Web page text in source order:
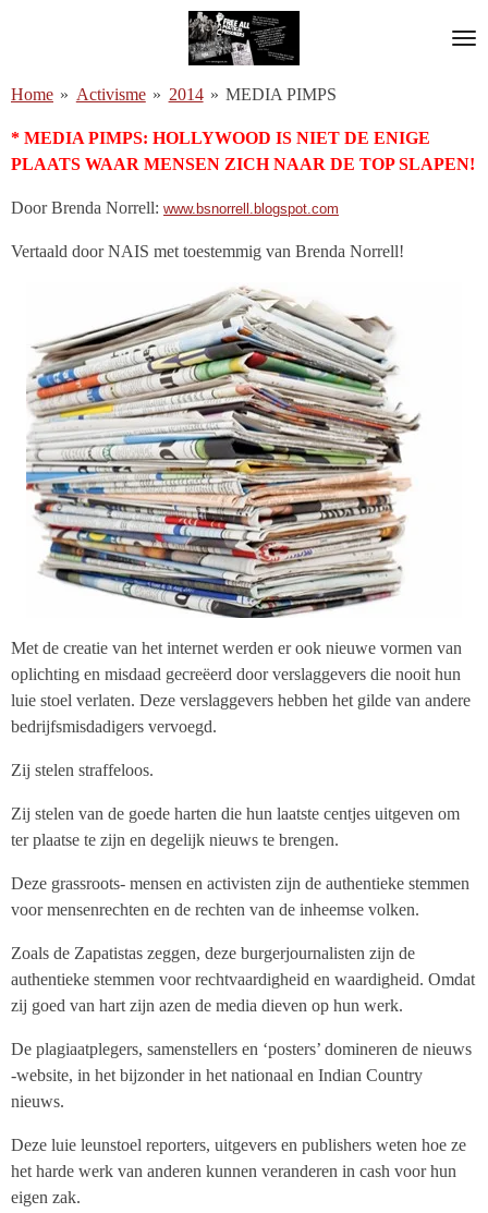
de
Home » Activisme » 2014 » MEDIA PIMPS
* MEDIA PIMPS: HOLLYWOOD IS NIET DE ENIGE
PLAATS WAAR MENSEN ZICH NAAR DE TOP SLAPEN!
Door Brenda Norrell: www.bsnorrell.blogspot.com
Vertaald door NAIS met toestemmig van Brenda Norrell!
Met de creatie van het internet werden er ook nieuwe vormen van
oplichting en misdaad gecreëerd door verslaggevers die nooit hun
luie stoel verlaten. Deze verslaggevers hebben het gilde van andere
bedrijfsmisdadigers vervoegd.
Zij stelen straffeloos.
Zij stelen van de goede harten die hun laatste centjes uitgeven om
ter plaatse te zijn en degelijk nieuws te brengen.
Deze grassroots- mensen en activisten zijn de authentieke stemmen
voor mensenrechten en de rechten van de inheemse volken.
Zoals de Zapatistas zeggen, deze burgerjournalisten zijn de
authentieke stemmen voor rechtvaardigheid en waardigheid. Omdat
zij goed van hart zijn azen de media dieven op hun werk.
De plagiaatplegers, samenstellers en ‘posters’ domineren de nieuws
-website, in het bijzonder in het nationaal en Indian Country
nieuws.
Deze luie leunstoel reporters, uitgevers en publishers weten hoe ze
het harde werk van anderen kunnen veranderen in cash voor hun
eigen zak.